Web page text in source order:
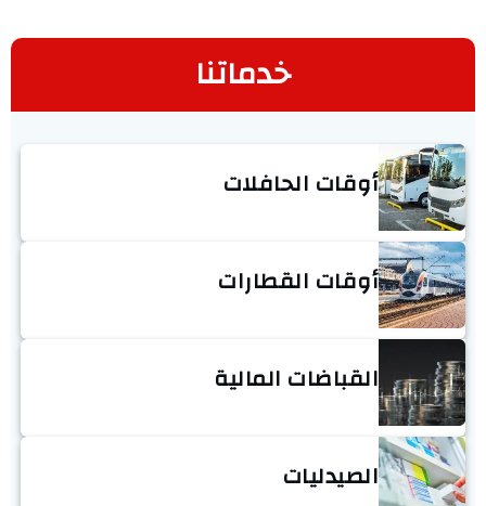
خدماتنا
أوقات الحافلات
أوقات القطارات
القباضات المالية
الصيدليات